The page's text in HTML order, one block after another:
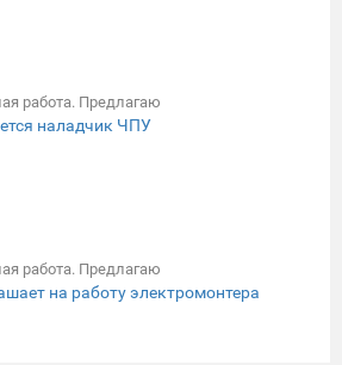
работа. Предлагаю
наладчик ЧПУ
работа. Предлагаю
на работу электромонтера